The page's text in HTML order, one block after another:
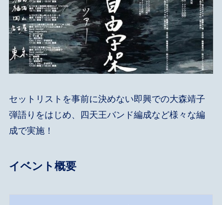
セットリストを事前に決めない即興での大森靖子
弾語りをはじめ、四天王バンド編成など様々な編
成で実施！
イベント 概要